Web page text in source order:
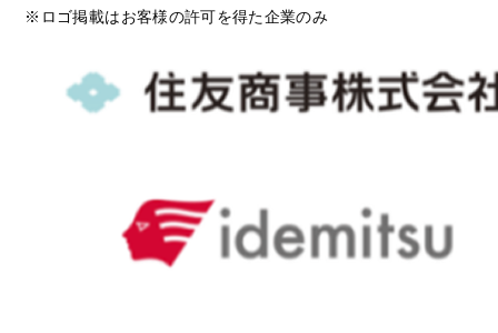
※ロゴ掲載はお客様の許可を得た企業のみ